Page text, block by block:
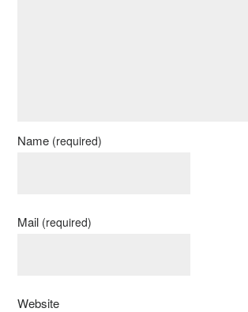
Name (required)
Mail (required)
Website